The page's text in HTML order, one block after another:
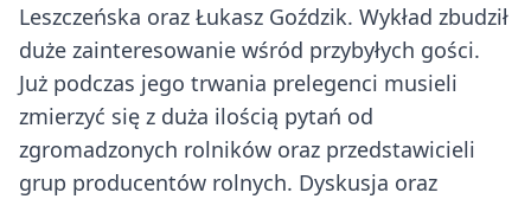
Leszczeńska oraz Łukasz Goździk. Wykład zbudził
duże zainteresowanie wśród przybyłych gości.
Już podczas jego trwania prelegenci musieli
zmierzyć się z duża ilością pytań od
zgromadzonych rolników oraz przedstawicieli
grup producentów rolnych. Dyskusja oraz